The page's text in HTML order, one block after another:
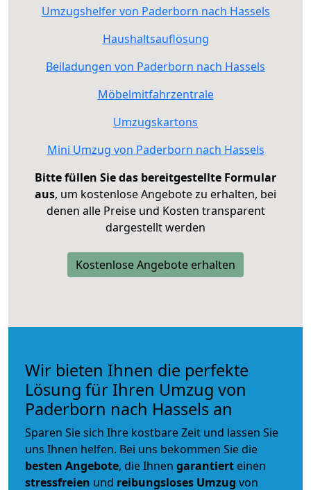
Umzugshelfer von Paderborn nach Hassels
Haushaltsauflösung
Beiladungen von Paderborn nach Hassels
Möbelmitfahrzentrale
Umzugskartons
Mini Umzug von Paderborn nach Hassels
Bitte füllen Sie das bereitgestellte Formular
aus, um kostenlose Angebote zu erhalten, bei
denen alle Preise und Kosten transparent
dargestellt werden
Kostenlose Angebote erhalten
Wir bieten Ihnen die perfekte
Lösung für Ihren Umzug von
Paderborn nach Hassels an
Sparen Sie sich Ihre kostbare Zeit und lassen Sie
uns Ihnen helfen. Bei uns bekommen Sie die
besten Angebote, die Ihnen garantiert einen
stressfreien und reibungsloses Umzug von